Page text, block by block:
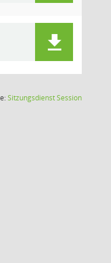
SitzungsdienstSession(Wird in